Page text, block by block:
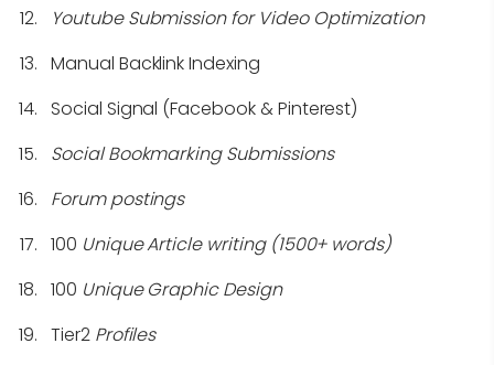
Youtube Submission for Video Optimization
Manual Backlink Indexing
Social Signal (Facebook & Pinterest)
Social Bookmarking Submissions
Forum postings
100 Unique Article writing (1500+ words)
100 Unique Graphic Design
Tier2 Profiles